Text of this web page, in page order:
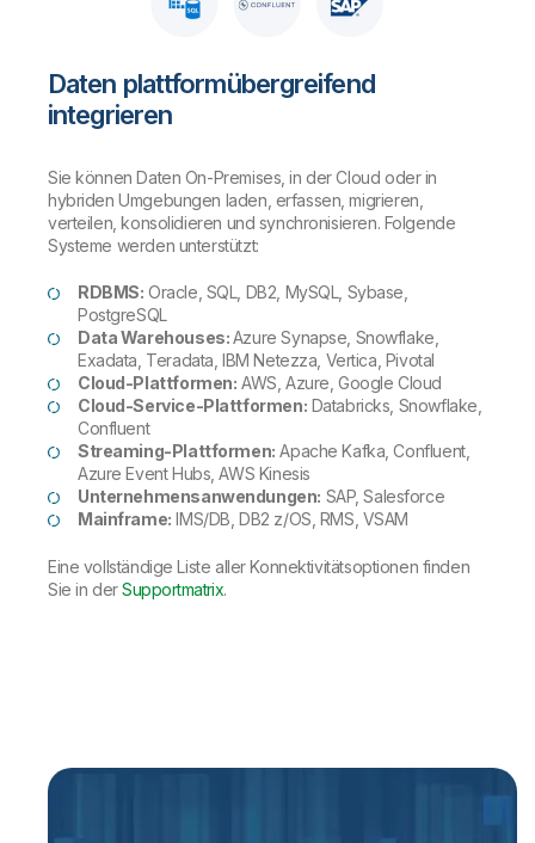
Daten plattformübergreifend
integrieren
Sie können Daten On-Premises, in der Cloud oder in
hybriden Umgebungen laden, erfassen, migrieren,
verteilen, konsolidieren und synchronisieren. Folgende
Systeme werden unterstützt:
RDBMS: Oracle, SQL, DB2, MySQL, Sybase,
PostgreSQL
Data Warehouses:Azure Synapse, Snowflake,
Exadata, Teradata, IBM Netezza, Vertica, Pivotal
Cloud-Plattformen: AWS, Azure, Google Cloud
Cloud-Service-Plattformen: Databricks, Snowflake,
Confluent
Streaming-Plattformen: Apache Kafka, Confluent,
Azure Event Hubs, AWS Kinesis
Unternehmensanwendungen: SAP, Salesforce
Mainframe: IMS/DB, DB2 z/OS, RMS, VSAM
Eine vollständige Liste aller Konnektivitätsoptionen finden
Sie in derSupportmatrix.